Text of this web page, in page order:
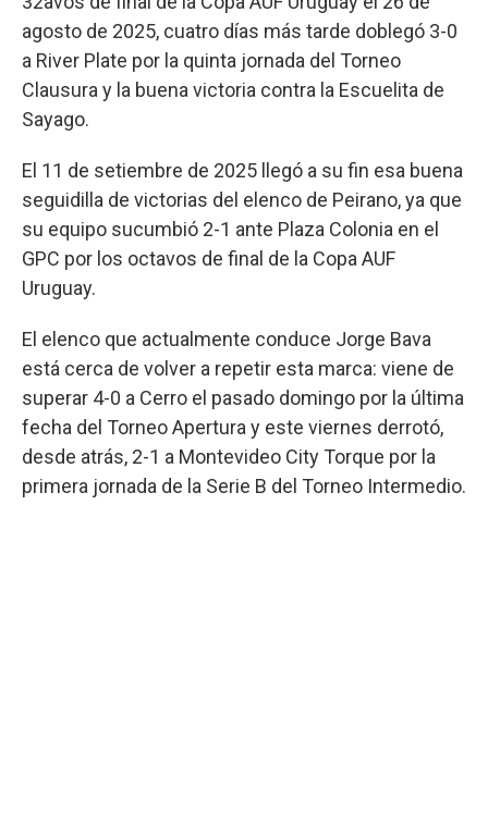
agosto de 2025, cuatro días más tarde doblegó 3-0
a River Plate por la quinta jornada del Torneo
Clausura y la buena victoria contra la Escuelita de
Sayago.
El 11 de setiembre de 2025 llegó a su fin esa buena
seguidilla de victorias del elenco de Peirano, ya que
su equipo sucumbió 2-1 ante Plaza Colonia en el
GPC por los octavos de final de la Copa AUF
Uruguay.
El elenco que actualmente conduce Jorge Bava
está cerca de volver a repetir esta marca: viene de
superar 4-0 a Cerro el pasado domingo por la última
fecha del Torneo Apertura y este viernes derrotó,
desde atrás, 2-1 a Montevideo City Torque por la
primera jornada de la Serie B del Torneo Intermedio.